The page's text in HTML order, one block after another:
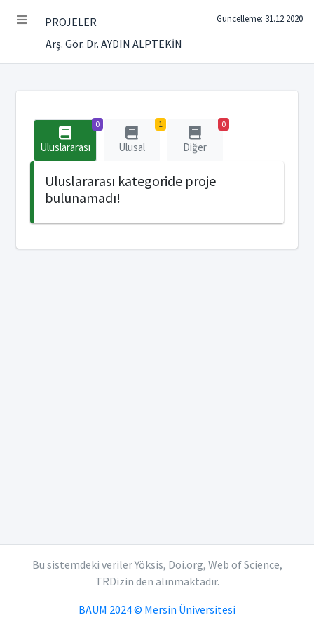
PROJELER
Arş. Gör. Dr. AYDIN ALPTEKİN
Güncelleme: 31.12.2020
0
Uluslararası
1
Ulusal
0
Diğer
Uluslararası kategoride proje
bulunamadı!
Bu sistemdeki veriler Yöksis, Doi.org, Web of Science,
TRDizin den alınmaktadır.
BAUM 2024 © Mersin Üniversitesi